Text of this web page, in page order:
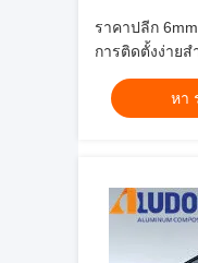
ราคาปลีก
การติดตั้งง่าย
หา